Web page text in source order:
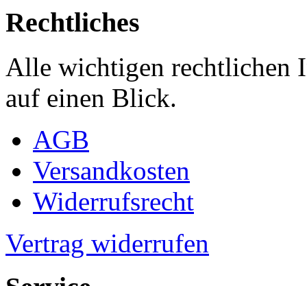
Rechtliches
Alle wichtigen rechtlichen
auf einen Blick.
AGB
Versandkosten
Widerrufsrecht
Vertrag widerrufen